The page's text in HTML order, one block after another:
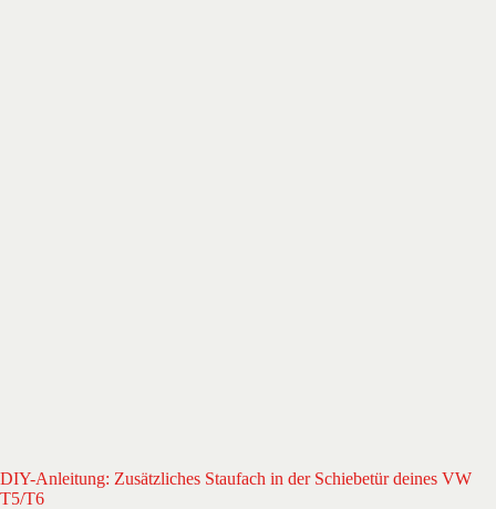
DIY-Anleitung: Zusätzliches Staufach in der Schiebetür deines VW
T5/T6